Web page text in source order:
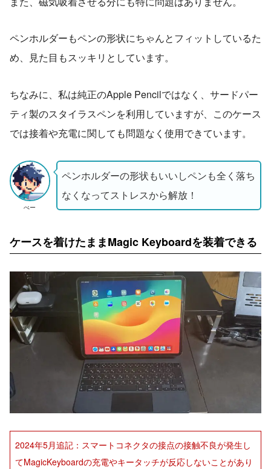
ペンホルダーもペンの形状にちゃんとフィットしているた
め、見た目もスッキリとしています。
ちなみに、私は純正のApple Pencilではなく、サードパー
ティ製のスタイラスペンを利用していますが、このケース
では接着や充電に関しても問題なく使用できています。
ぺー
ペンホルダーの形状もいいしペンも全く落ち
なくなってストレスから解放！
ケースを着けたままMagic Keyboardを装着できる
2024年5月追記：スマートコネクタの接点の接触不良が発生し
てMagicKeyboardの充電やキータッチが反応しないことがあり